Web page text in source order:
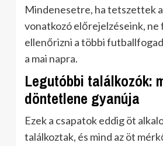
Mindenesetre, ha tetszettek
vonatkozó előrejelzéseink, ne
ellenőrizni a többi
a mai napra.
Legutóbbi találkozók:
döntetlene gyanúja
Ezek a csapatok eddig öt
találkoztak, és mind az öt